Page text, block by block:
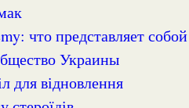
Украины